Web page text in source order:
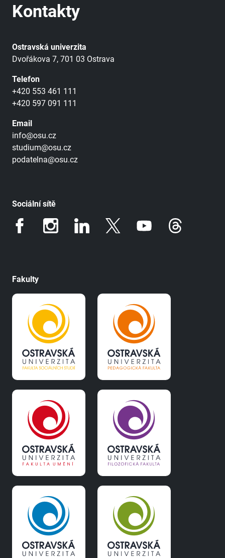
Kontakty
Ostravská univerzita
Dvořákova 7, 701 03 Ostrava
Telefon
+420 553 461 111
+420 597 091 111
Email
info@osu.cz
studium@osu.cz
podatelna@osu.cz
Sociální sítě
Fakulty